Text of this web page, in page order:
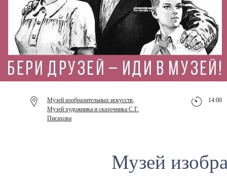
Музей изобразительных искусств,
Музей художника и сказочника С.Г.
Писахова
14:00
Музей